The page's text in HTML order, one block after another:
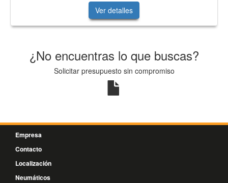
Ver detalles
¿No encuentras lo que buscas?
Solicitar presupuesto sin compromiso
Empresa
Contacto
Localización
Neumáticos